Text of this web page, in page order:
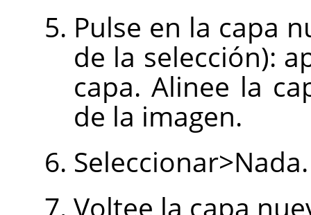
Pulse en la capa
de la selección):
capa. Alinee la
de la imagen.
Seleccionar>Nada.
Voltee la capa